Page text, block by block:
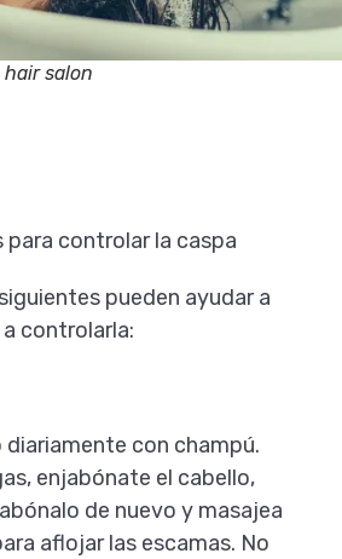
salon
para controlar la caspa
pueden ayudar a
controlarla:
diariamente con champú.
enjabónate el cabello,
de nuevo y masajea
aflojar las escamas. No